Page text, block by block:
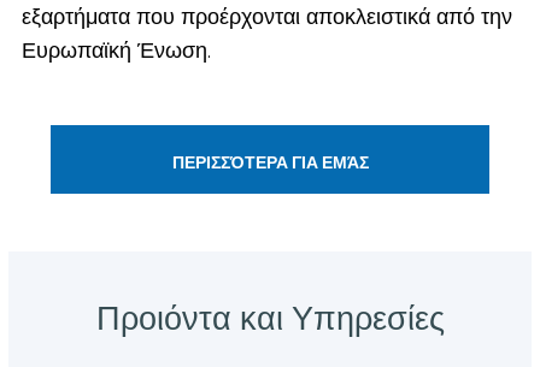
εξαρτήματα που προέρχονται αποκλειστικά από την
Ευρωπαϊκή Ένωση.
ΠΕΡΙΣΣΌΤΕΡΑ ΓΙΑ ΕΜΆΣ
Προιόντα και Υπηρεσίες